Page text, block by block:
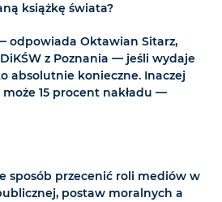
książkę świata?
odpowiada Oktawian Sitarz,
z Poznania — jeśli wydaje
absolutnie konieczne. Inaczej
może 15 procent nakładu —
sposób przecenić roli mediów w
postaw moralnych a